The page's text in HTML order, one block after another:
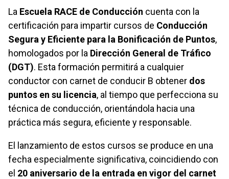
La Escuela RACE de Conducción cuenta con la
certificación para impartir cursos de Conducción
Segura y Eficiente para la Bonificación de Puntos,
homologados por la Dirección General de Tráfico
(DGT). Esta formación permitirá a cualquier
conductor con carnet de conducir B obtener dos
puntos en su licencia, al tiempo que perfecciona su
técnica de conducción, orientándola hacia una
práctica más segura, eficiente y responsable.
El lanzamiento de estos cursos se produce en una
fecha especialmente significativa, coincidiendo con
el 20 aniversario de la entrada en vigor del carnet